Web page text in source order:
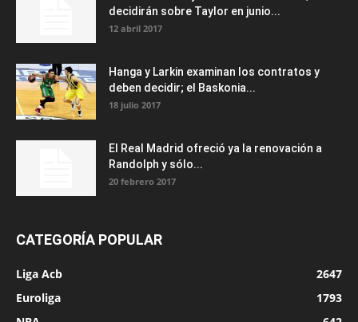
decidirán sobre Taylor en junio...
12 abril 2017
Hanga y Larkin examinan los contratos y
deben decidir; el Baskonia...
18 julio 2017
El Real Madrid ofreció ya la renovación a
Randolph y sólo...
20 febrero 2017
CATEGORÍA POPULAR
Liga Acb
2647
Euroliga
1793